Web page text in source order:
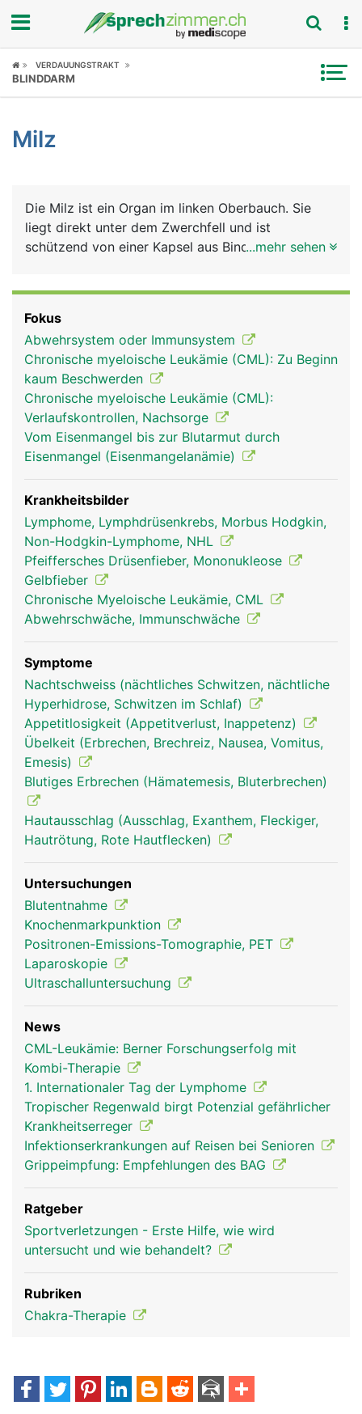
Fokus
Symptome
News
Rubriken
VERDAUUNGSTRAKT
BLINDDARM
Milz
Die Milz ist ein Organ im linken Oberbauch. Sie
liegt direkt unter dem Zwerchfell und ist
schützend von einer Kapsel aus Bindegewebe
sogenannten B- und T-Lymphozyten, die als
"Killerzellen" Fremdstoffe wie Bakterien und Viren
erkennen und vernichten können. Ausserdem
werden in der Milz überalterte rote Blutkörperchen
(Erythrozyten) und Blutplättchen (Thrombozyten)
aussortiert und abgebaut.
milz frau milz mann
...mehr sehen
Fokus
Abwehrsystem oder Immunsystem
Chronische myeloische Leukämie (CML): Zu Beginn
kaum Beschwerden
Chronische myeloische Leukämie (CML):
Verlaufskontrollen, Nachsorge
Vom Eisenmangel bis zur Blutarmut durch
Eisenmangel (Eisenmangelanämie)
Krankheitsbilder
Lymphome, Lymphdrüsenkrebs, Morbus Hodgkin,
Non-Hodgkin-Lymphome, NHL
Pfeiffersches Drüsenfieber, Mononukleose
Gelbfieber
Chronische Myeloische Leukämie, CML
Abwehrschwäche, Immunschwäche
Symptome
Nachtschweiss (nächtliches Schwitzen, nächtliche
Hyperhidrose, Schwitzen im Schlaf)
Appetitlosigkeit (Appetitverlust, Inappetenz)
Übelkeit (Erbrechen, Brechreiz, Nausea, Vomitus,
Emesis)
Blutiges Erbrechen (Hämatemesis, Bluterbrechen)
Hautausschlag (Ausschlag, Exanthem, Fleckiger,
Hautrötung, Rote Hautflecken)
Untersuchungen
Blutentnahme
Knochenmarkpunktion
Positronen-Emissions-Tomographie, PET
Laparoskopie
Ultraschalluntersuchung
News
CML-Leukämie: Berner Forschungserfolg mit
Kombi-Therapie
1. Internationaler Tag der Lymphome
Tropischer Regenwald birgt Potenzial gefährlicher
Krankheitserreger
Infektionserkrankungen auf Reisen bei Senioren
Grippeimpfung: Empfehlungen des BAG
Ratgeber
Sportverletzungen - Erste Hilfe, wie wird
untersucht und wie behandelt?
Rubriken
Chakra-Therapie